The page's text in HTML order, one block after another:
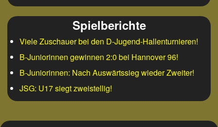
Spielberichte
Viele Zuschauer bei den D-Jugend-Hallenturnieren!
B-Juniorinnen gewinnen 2:0 bei Hannover 96!
B-Juniorinnen: Nach Auswärtssieg wieder Zweiter!
JSG: U17 siegt zweistellig!